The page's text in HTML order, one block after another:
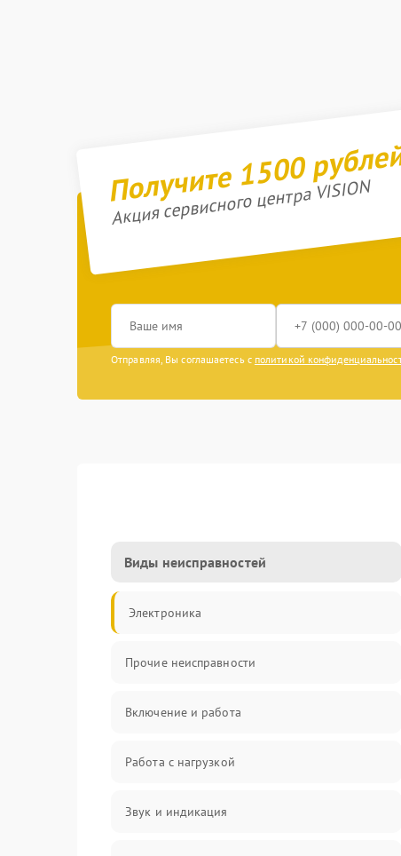
Получите 1500
Акция сервисного центра VISION
Отправляя, Вы соглашаетесь с политикой
Виды неисправностей
Электроника
Прочие неисправности
Включение и работа
Работа с нагрузкой
Звук и индикация